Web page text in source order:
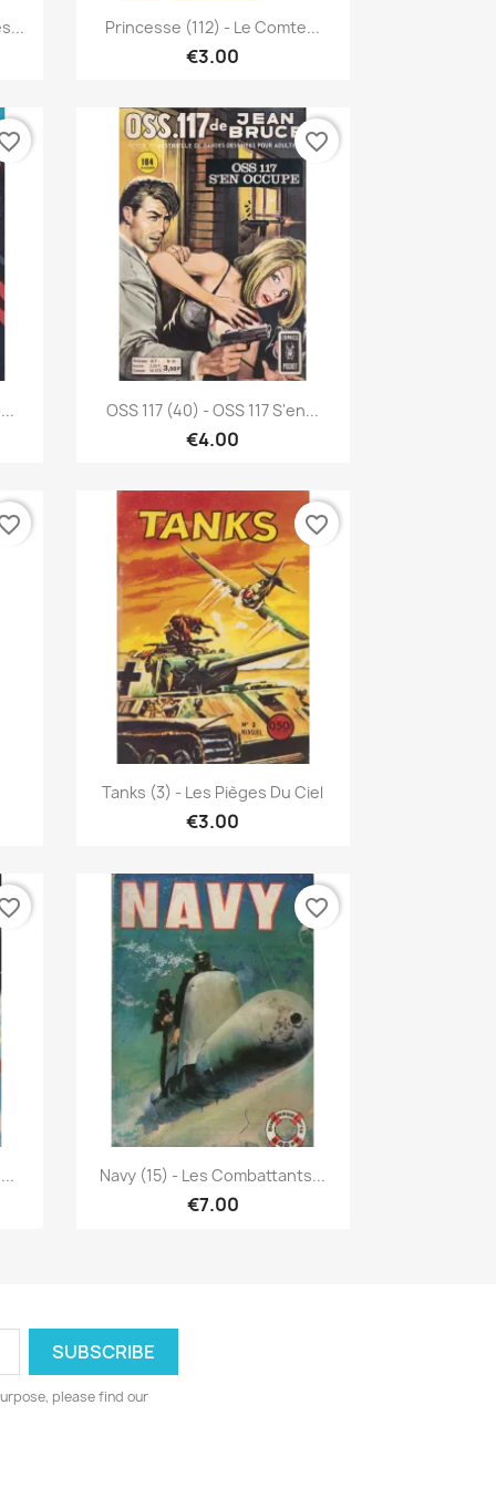
Quick view
Princesse (112) - Le Comte...
€3.00
Quick view
OSS 117 (40) - OSS 117 S'en...
€4.00
favorite_border
Quick view
Tanks (3) - Les Pièges Du Ciel
€3.00
favorite_border
Quick view
Navy (15) - Les Combattants...
€7.00
favorite_border
please find our